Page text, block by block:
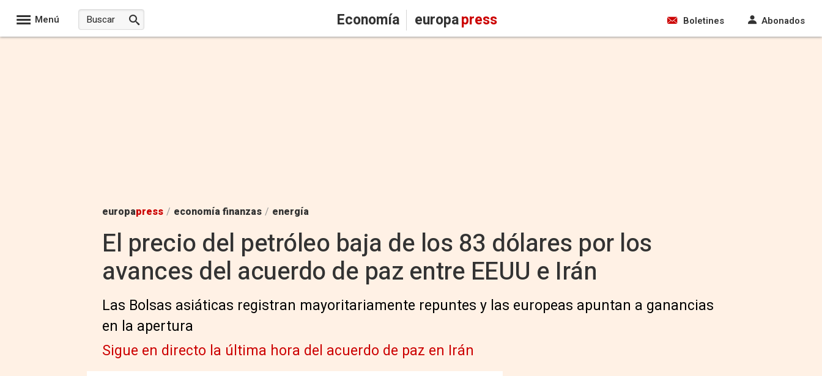
Menú Economía europapress Boletines Abonados
europapress / economía finanzas / energía
El precio del petróleo baja de los 83 dólares por los
avances del acuerdo de paz entre EEUU e Irán
Las Bolsas asiáticas registran mayoritariamente repuntes y las europeas apuntan a ganancias
en la apertura
Sigue en directo la última hora del acuerdo de paz en Irán